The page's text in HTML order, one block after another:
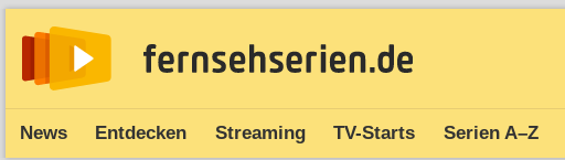
News Entdecken Streaming TV-Starts Serien A–Z